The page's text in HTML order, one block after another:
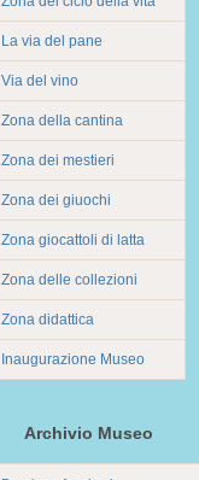
La via del pane
Via del vino
Zona della cantina
Zona dei mestieri
Zona dei giuochi
Zona giocattoli di latta
Zona delle collezioni
Zona didattica
Inaugurazione Museo
Archivio Museo